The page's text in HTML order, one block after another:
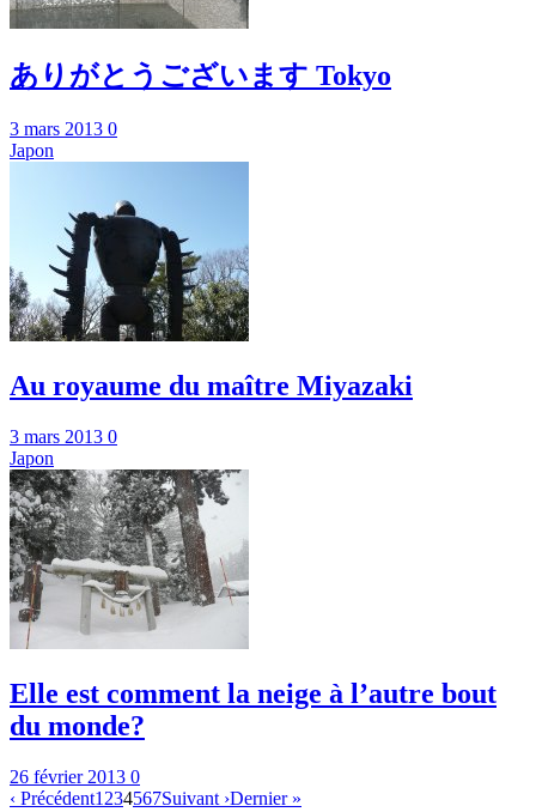
ありがとうございます Tokyo
3 mars 2013 0
Japon
Au royaume du maître Miyazaki
3 mars 2013 0
Japon
Elle est comment la neige à l’autre bout
du monde?
26 février 2013 0
‹ Précédent1 234567Suivant ›Dernier »